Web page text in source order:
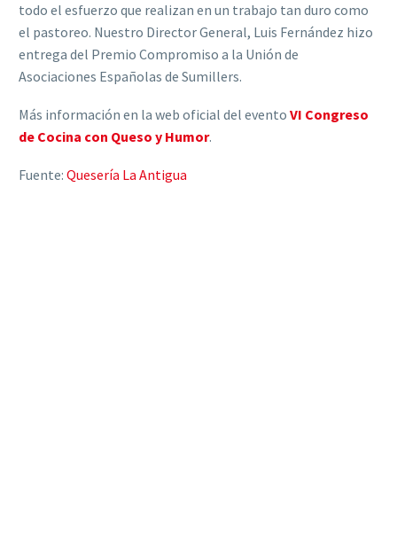
todo el esfuerzo que realizan en un trabajo tan duro como
el pastoreo. Nuestro Director General, Luis Fernández hizo
entrega del Premio Compromiso a la Unión de
Asociaciones Españolas de Sumillers.
Más información en la web oficial del evento VI Congreso
de Cocina con Queso y Humor.
Fuente: Quesería La Antigua